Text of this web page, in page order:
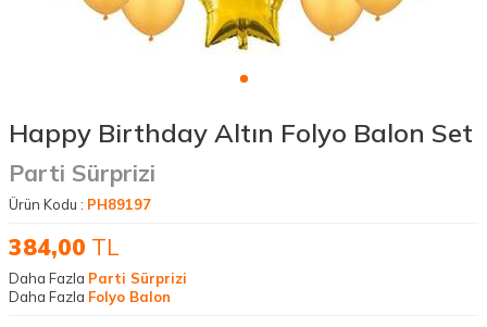
Happy Birthday Altın Folyo Balon Set
Parti Sürprizi
Ürün Kodu : PH89197
384,00 TL
Daha Fazla Parti Sürprizi
Daha Fazla Folyo Balon